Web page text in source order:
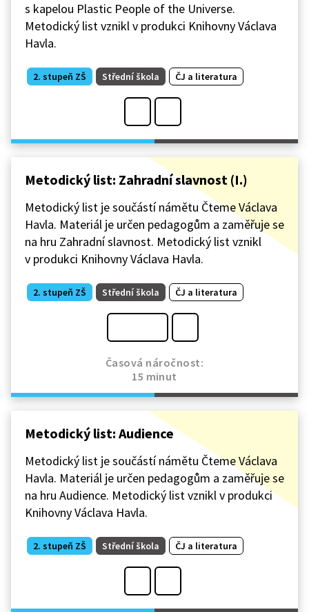
s kapelou Plastic People of the Universe.
Metodický list vznikl v produkci Knihovny Václava
Havla.
2. stupeň ZŠ Střední škola ČJ a literatura
Metodický list: Zahradní slavnost (I.)
Metodický list je součástí námětu Čteme Václava
Havla. Materiál je určen pedagogům a zaměřuje se
na hru Zahradní slavnost. Metodický list vznikl
v produkci Knihovny Václava Havla.
2. stupeň ZŠ Střední škola ČJ a literatura
Časová náročnost:
15 minut
Metodický list: Audience
Metodický list je součástí námětu Čteme Václava
Havla. Materiál je určen pedagogům a zaměřuje se
na hru Audience. Metodický list vznikl v produkci
Knihovny Václava Havla.
2. stupeň ZŠ Střední škola ČJ a literatura